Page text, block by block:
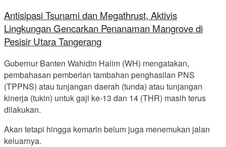
Antisipasi Tsunami dan Megathrust, Aktivis
Lingkungan Gencarkan Penanaman Mangrove di
Pesisir Utara Tangerang
Gubernur Banten Wahidin Halim (WH) mengatakan,
pembahasan pemberian tambahan penghasilan PNS
(TPPNS) atau tunjangan daerah (tunda) atau tunjangan
kinerja (tukin) untuk gaji ke-13 dan 14 (THR) masih terus
dilakukan.
Akan tetapi hingga kemarin belum juga menemukan jalan
keluarnya.